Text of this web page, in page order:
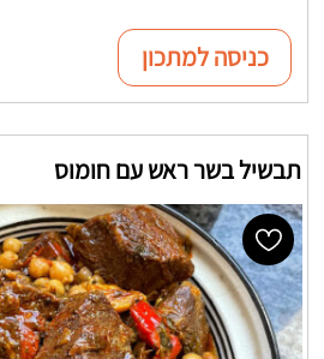
כניסה למתכון
תבשיל בשר ראש עם חומוס